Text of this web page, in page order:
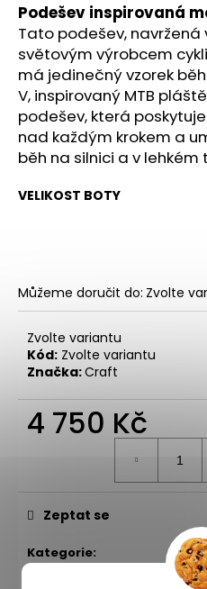
Podešev inspirovaná
Tato podešev, navržená
světovým výrobcem
má jedinečný vzorek
V, inspirovaný MTB
podešev, která
nad každým krokem a
běh na silnici a v lehkém
VELIKOST BOTY
Můžeme doručit do: Zvolte
Zvolte variantu
Kód: Zvolte variantu
Značka:Craft
4 750 Kč
Kategorie:
Zeptat se